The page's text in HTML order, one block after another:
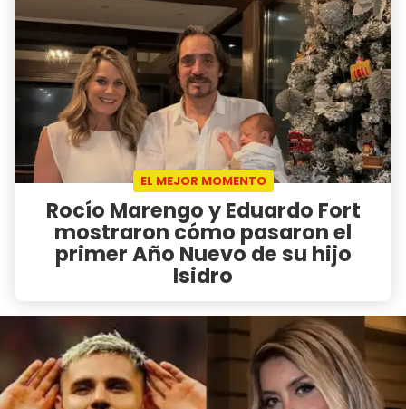
EL MEJOR MOMENTO
Rocío Marengo y Eduardo Fort
mostraron cómo pasaron el
primer Año Nuevo de su hijo
Isidro